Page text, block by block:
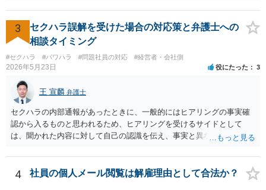
と主張できるか。 ③：当該パワハラ行為のせいで相談者様が適応障害
を患ったと主張できるか。 ④：①②③の主張を裏付ける証拠がどの程
度充実しているか。 ⑤：未払残業代等、会社に対して他に請求できそ
うなものはあるか。 ①～③により、パワハラ行為をした本人/会社の両
方に対して損害賠償等を請求できるか否かが変わってきます。 ④によ
り、交渉のみで妥協べきか、訴訟も見据えて徹底的に責任追求できそ
うかを検討することになります。 また、会社に対して他に請求できそ
うなものがあれば（⑤）、パワハラの証拠が多少不足していたとして
も、併せて請求することによって、解決金の増額事由として扱うこと
を検討する余地があります。 具体的なご事情が分からないため、抽象
的な説明にとどまり申し訳ありません。 ただ、パワハラを原因とする
労働トラブルをご自身で対応することは、ご負担が大きいかと存じま
すので、弁護士への相談をお勧めいたします。
3
セクハラ誤解を受けた場合の対応策と弁護士への
相談タイミング
#セクハラ #パワハラ #問題社員の対応 #経営者・会社側
2026年5月23日 役にたった 3
王 宣麟 弁護士
セクハラの内部通報があったときに、一般的にはヒアリングの事実確
認から入るものと思われるため、ヒアリングを受けるサイドとして
は、聞かれた内容に対して自己の認識を伝え、事実と異なることに関
会社側でセクハラの事実があったと認定した場合は、単なる警告・指
導だけでなく、懲戒処分等が行われる可能性もありますので、そのよ
4 社員の個人メール閲覧は解雇理由として合法か？